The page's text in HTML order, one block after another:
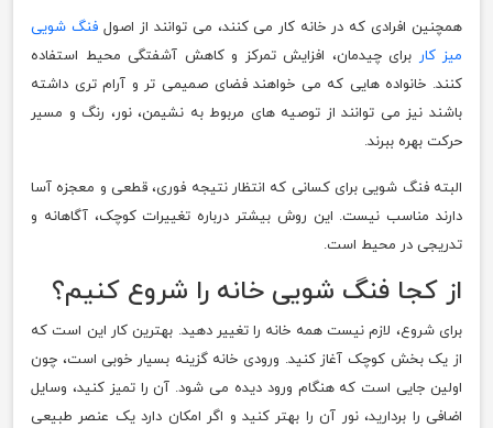
همچنین افرادی که در خانه کار می کنند، می توانند از اصولفنگ شویی
میز کار برای چیدمان، افزایش تمرکز و کاهش آشفتگی محیط استفاده
کنند. خانواده هایی که می خواهند فضای صمیمی تر و آرام تری داشته
باشند نیز می توانند از توصیه های مربوط به نشیمن، نور، رنگ و مسیر
حرکت بهره ببرند.
البته فنگ شویی برای کسانی که انتظار نتیجه فوری، قطعی و معجزه آسا
دارند مناسب نیست. این روش بیشتر درباره تغییرات کوچک، آگاهانه و
تدریجی در محیط است.
از کجا فنگ شویی خانه را شروع کنیم؟
برای شروع، لازم نیست همه خانه را تغییر دهید. بهترین کار این است که
از یک بخش کوچک آغاز کنید. ورودی خانه گزینه بسیار خوبی است، چون
اولین جایی است که هنگام ورود دیده می شود. آن را تمیز کنید، وسایل
اضافی را بردارید، نور آن را بهتر کنید و اگر امکان دارد یک عنصر طبیعی